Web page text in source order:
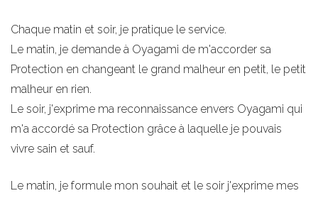
Chaque matin et soir, je pratique le service.
Le matin, je demande à Oyagami de m'accorder sa
Protection en changeant le grand malheur en petit, le petit
malheur en rien.
Le soir, j'exprime ma reconnaissance envers Oyagami qui
m'a accordé sa Protection grâce à laquelle je pouvais
vivre sain et sauf.
Le matin, je formule mon souhait et le soir j'exprime mes